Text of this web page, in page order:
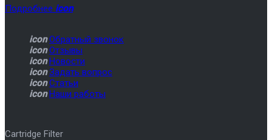
Подробнее icon
icon Обратный звонок
icon Отзывы
icon Новости
icon Задать вопрос
icon Статьи
icon Наши работы
Cartridge Filter